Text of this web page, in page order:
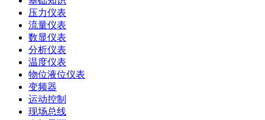
压力仪表
流量仪表
数显仪表
分析仪表
温度仪表
物位液位仪表
变频器
运动控制
现场总线